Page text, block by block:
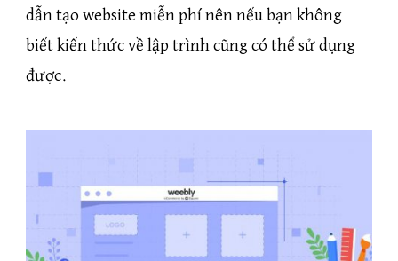
dẫn tạo website miễn phí nên nếu bạn không
biết kiến thức về lập trình cũng có thể sử dụng
được.